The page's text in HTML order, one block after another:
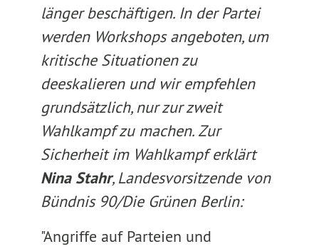
länger beschäftigen. In der Partei
werden Workshops angeboten, um
kritische Situationen zu
deeskalieren und wir empfehlen
grundsätzlich, nur zur zweit
Wahlkampf zu machen. Zur
Sicherheit im Wahlkampf erklärt
Nina Stahr, Landesvorsitzende von
Bündnis 90/Die Grünen Berlin:
"Angriffe auf Parteien und